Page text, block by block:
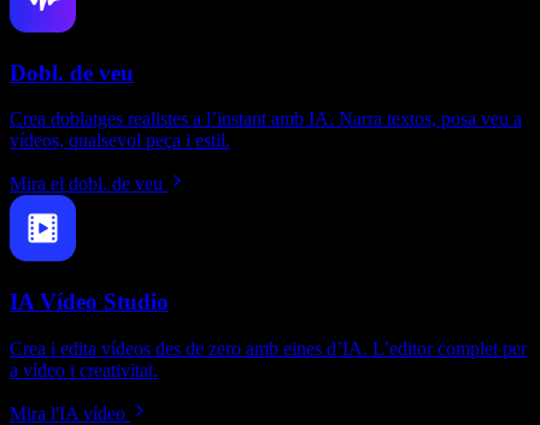
Dobl. de veu
Crea doblatges realistes a l’instant amb IA. Narra textos, posa veu a
vídeos, qualsevol peça i estil.
Mira el dobl. de veu
IA Vídeo Studio
Crea i edita vídeos des de zero amb eines d’IA. L’editor complet per
a vídeo i creativitat.
Mira l'IA vídeo